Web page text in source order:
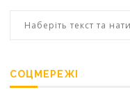
СОЦМЕРЕЖІ